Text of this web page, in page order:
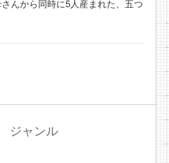
んから同時に5人産まれた、五つ
ジャンル